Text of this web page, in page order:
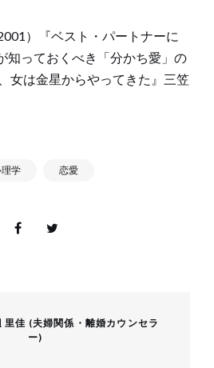
）『ベスト・パートナーに
っておくべき「分かち愛」の
女は金星からやってきた』三笠
学 恋愛
里佳 (夫婦関係・離婚カウンセラ
ー)